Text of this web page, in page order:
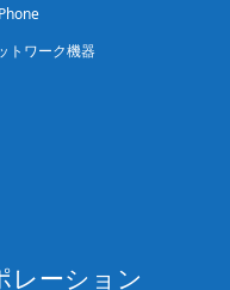
トワーク機器
レーション